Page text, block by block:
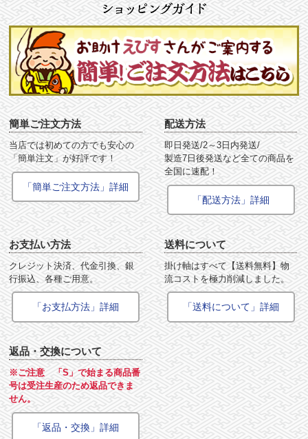
簡単ご注文方法
当店では初めての方でも安心の
「簡単注文」が好評です！
「簡単ご注文方法」詳細
配送方法
即日発送/2～3日内発送/
製造7日後発送など全ての商品を
全国に速配！
「配送方法」詳細
お支払い方法
クレジット決済、代金引換、銀
行振込、各種ご用意。
「お支払方法」詳細
送料について
掛け軸はすべて【送料無料】物
流コストを極力削減しました。
「送料について」詳細
返品・交換について
※ご注意 「S」で始まる商品番
号は受注生産のため返品できま
せん。
「返品・交換」詳細